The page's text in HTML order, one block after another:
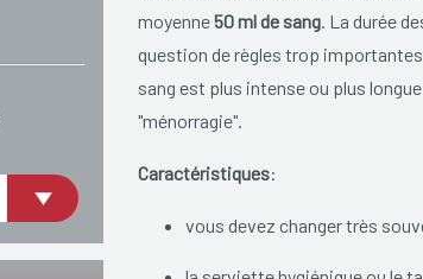
moyenne50 ml de sang. La durée
question de règles trop
sang est plus intense ou plus
"ménorragie".
Caractéristiques:
vous devez changer très